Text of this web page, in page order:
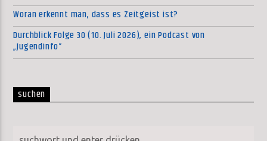
Woran erkennt man, dass es Zeitgeist ist?
Durchblick Folge 30 (10. Juli 2026), ein Podcast von
„Jugendinfo“
suchen